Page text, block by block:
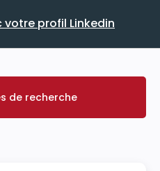
Rechercher avec votre
votre profil Linkedin
Vos critères de recherche
de recherche